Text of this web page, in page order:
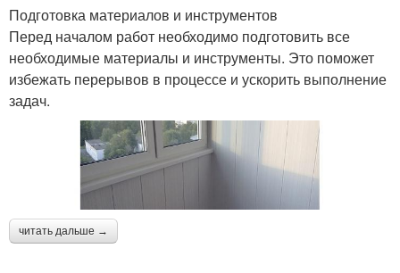
Подготовка материалов и инструментов
Перед началом работ необходимо подготовить все
необходимые материалы и инструменты. Это поможет
избежать перерывов в процессе и ускорить выполнение
задач.
читать дальше →